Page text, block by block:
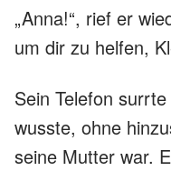
„Anna!“, rief er
um dir zu helfen,
Sein Telefon
wusste, ohne
seine Mutter war.